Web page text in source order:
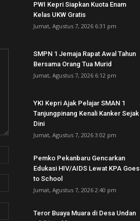
PWI Kepri Siapkan Kuota Enam
Kelas UKW Gratis
Jumat, Agustus 7, 2026 6:31 pm
SMPN 1 Jemaja Rapat Awal Tahun
Bersama Orang Tua Murid ‎
Jumat, Agustus 7, 2026 6:12 pm
YKI Kepri Ajak Pelajar SMAN 1
Tanjungpinang Kenali Kanker Sejak
Dini
Jumat, Agustus 7, 2026 3:02 pm
Pemko Pekanbaru Gencarkan
Edukasi HIV/AIDS Lewat KPA Goes
to School
Jumat, Agustus 7, 2026 2:40 pm
Teror Buaya Muara di Desa Undan